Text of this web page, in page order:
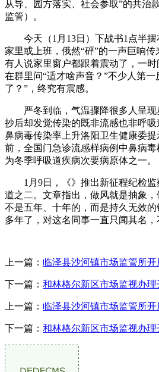
从导、园方落实、社会参取”的共治
监管）。
今天（1月13日）下战书1点半摆
家里或上班，俄然“砰”的一声巨响
有人说家里窗户都跟着震动了，一
在群里问“适才啥声音？”不少人第一
了？”，终究有震感。
严冬到临，气温骤降很多人呈现
抄后却发觉传染的既非流感也非呼吸
鼻病毒传染率上升洛阳卫生健康委提
前，全国门急诊流感样病例中鼻病
为冬季呼吸道疾病次要病原体之一。
1月9日，《》推出新征程纪检监
道之二。文章指出，做风就是抽象
不是五年、十年的，而是持久无效
多年了，对这名同事一直只闻其名，
上一篇： 临泽县沙河镇市场监管所
下一篇： 和林格尔新区市场监视办
上一篇： 临泽县沙河镇市场监管所
下一篇： 和林格尔新区市场监视办